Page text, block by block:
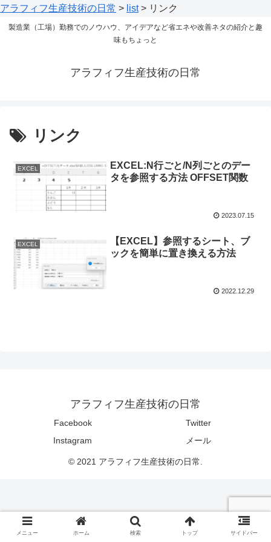
アラフィフ生産技術の日常 > list> リンク
製造業（工場）勤務でのノウハウ、アイデアなど省エネや改善ネタの紹介と趣
味もちょっと
アラフィフ生産技術の日常
リンク
EXCEL
EXCEL:N行ごと/N列ごとのデー
タを参照する方法 OFFSET関数
2023.07.15
EXCEL
【EXCEL】参照するシート、ブ
ックを簡単に置き換える方法
2022.12.29
アラフィフ生産技術の日常
Facebook
Twitter
Instagram
メール
© 2021 アラフィフ生産技術の日常.
メニュー ホーム 検索 トップ サイドバー